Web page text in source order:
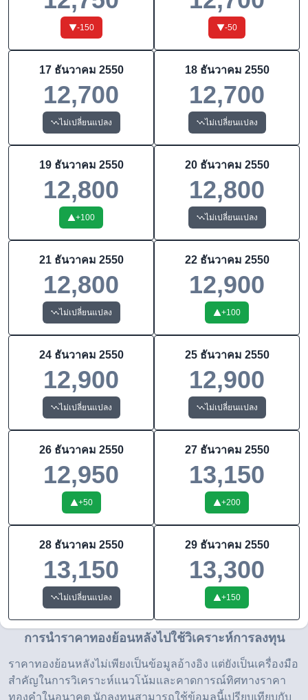
-150 -50
17 ธันวาคม 2550
12,700
ไม่เปลี่ยนแปลง
18 ธันวาคม 2550
12,700
ไม่เปลี่ยนแปลง
19 ธันวาคม 2550
12,800
+100
20 ธันวาคม 2550
12,800
ไม่เปลี่ยนแปลง
21 ธันวาคม 2550
12,800
ไม่เปลี่ยนแปลง
22 ธันวาคม 2550
12,900
+100
24 ธันวาคม 2550
12,900
ไม่เปลี่ยนแปลง
25 ธันวาคม 2550
12,900
ไม่เปลี่ยนแปลง
26 ธันวาคม 2550
12,950
+50
27 ธันวาคม 2550
13,150
+200
28 ธันวาคม 2550
13,150
ไม่เปลี่ยนแปลง
29 ธันวาคม 2550
13,300
+150
การนำราคาทองย้อนหลังไปใช้วิเคราะห์การลงทุน
ราคาทองย้อนหลังไม่เพียงเป็นข้อมูลอ้างอิง แต่ยังเป็นเครื่องมือ
สำคัญในการวิเคราะห์แนวโน้มและคาดการณ์ทิศทางราคา
ทองคำในอนาคต นักลงทุนสามารถใช้ข้อมูลนี้เปรียบเทียบกับ